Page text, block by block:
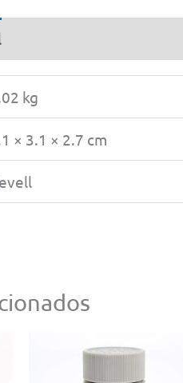
kg
× 3.1 × 2.7 cm